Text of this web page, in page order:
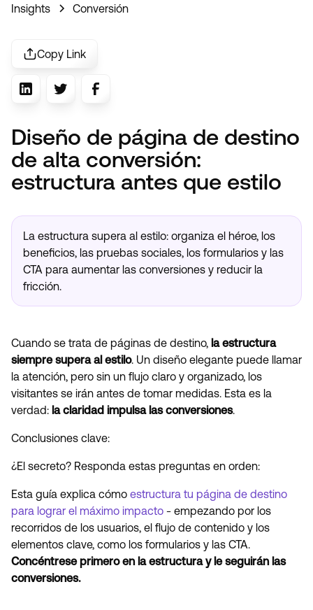
Insights Conversión
Copy Link
Diseño de página de destino
de alta conversión:
estructura antes que estilo
La estructura supera al estilo: organiza el héroe, los
beneficios, las pruebas sociales, los formularios y las
CTA para aumentar las conversiones y reducir la
fricción.
Cuando se trata de páginas de destino, la estructura
siempre supera al estilo. Un diseño elegante puede llamar
la atención, pero sin un flujo claro y organizado, los
visitantes se irán antes de tomar medidas. Esta es la
verdad: la claridad impulsa las conversiones.
Conclusiones clave:
¿El secreto? Responda estas preguntas en orden:
Esta guía explica cómo estructura tu página de destino
para lograr el máximo impacto - empezando por los
recorridos de los usuarios, el flujo de contenido y los
elementos clave, como los formularios y las CTA.
Concéntrese primero en la estructura y le seguirán las
conversiones.